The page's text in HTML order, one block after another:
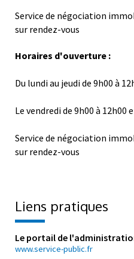
Service de négociation
sur rendez-vous
Horaires d'ouverture :
Du lundi au jeudi de 9h00 à
Le vendredi de 9h00 à 12h00
Service de négociation
sur rendez-vous
Liens pratiques
Le portail de
www.service-public.fr